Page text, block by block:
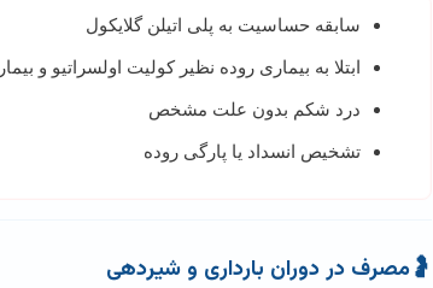
سابقه حساسیت به پلی اتیلن گلایکول
ابتلا به بیماری روده نظیر کولیت اولسراتیو و
درد شکم بدون علت مشخص
تشخیص انسداد یا پارگی روده
🤰مصرف در دوران بارداری و شیردهی